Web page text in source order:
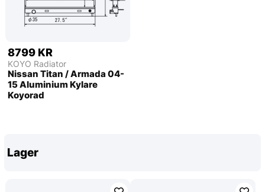
8799 KR
KOYO Radiator
Nissan Titan / Armada 04-
15 Aluminium Kylare
Koyorad
Lager